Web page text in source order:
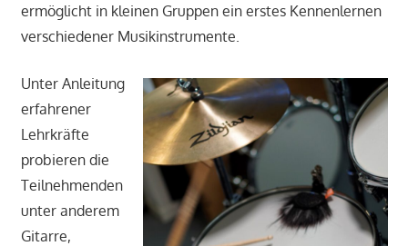
ermöglicht in kleinen Gruppen ein erstes Kennenlernen
verschiedener Musikinstrumente.
Unter Anleitung
erfahrener
Lehrkräfte
probieren die
Teilnehmenden
unter anderem
Gitarre,